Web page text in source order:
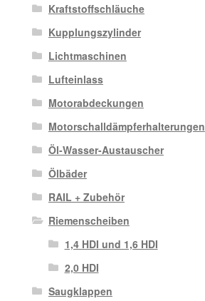
Kraftstoffschläuche
Kupplungszylinder
Lichtmaschinen
Lufteinlass
Motorabdeckungen
Motorschalldämpferhalterungen
Öl-Wasser-Austauscher
Ölbäder
RAIL + Zubehör
Riemenscheiben
1,4 HDI und 1,6 HDI
2,0 HDI
Saugklappen